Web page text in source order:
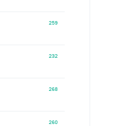
259
232
268
260